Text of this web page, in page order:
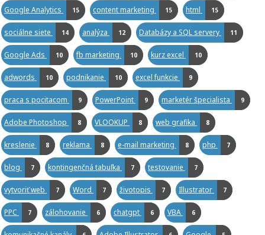
Google Analytics 15 content marketing 15 html 15
sociálne siete 14 analýza 12 Databázy a SQL servery 11
Google Ads 10 fb marketing 10 kurz excel 10
adwords 10 podnikanie 10 excel funkcie 9
praca s pocitacom 9 PowerPoint 9 marketér špecialista 9
Adobe Photoshop 8 VLOOKUP 8 web grafika 8
kreslenie 8 reklama 8 e-mail marketing 8 php 7
blog 7 kontingenčná tabuľka 7 testovanie 7
vytvoriť web 7 Word 7 životopis 7 Illustrator 7
PPC 7 zálohovanie 6 chatgpt 6 VBA 6